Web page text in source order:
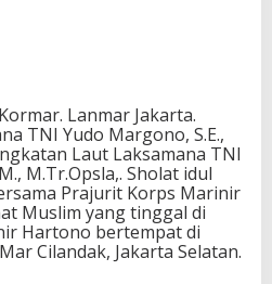
Lanmar Jakarta.
TNI Yudo Margono, S.E.,
Laut Laksamana TNI
M.Tr.Opsla,. Sholat idul
Prajurit Korps Marinir
Muslim yang tinggal di
Hartono bertempat di
Cilandak, Jakarta Selatan.